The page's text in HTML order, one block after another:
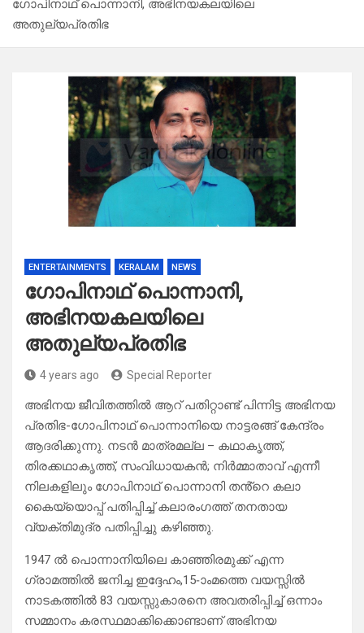
ഗോപിനാഥ് പൊന്നാനി, അഭിനയകലയിലെ
അതുല്യപ്രതിഭ
ENTERTAINMENTS KERALAM NEWS
ഗോപിനാഥ് പൊന്നാനി,
അഭിനയകലയിലെ
അതുല്യപ്രതിഭ
4 years ago Special Reporter
അഭിനയ ജീവിതത്തിൽ ആറ് പതിറ്റാണ്ട് പിന്നിട്ട അഭിനയ
പ്രതിഭ-ഗോപിനാഥ് പൊന്നാനിയെ നാട്ടരങ്ങ് കേന്ദ്രം
ആദരിക്കുന്നു. നടൻ മാത്രമല്ല – കഥാകൃത്ത്,
തിരക്കഥാകൃത്ത്, സംവിധായകൻ; നിർമ്മാതാവ് എന്നീ
നിലകളിലും ഗോപിനാഥ് പൊന്നാനി തൻ്റെ കലാ
കൈയ്യൊപ്പ് പതിപ്പിച്ച് കലാരംഗത്ത് തനതായ
വ്യക്തിമുദ്ര പതിപ്പിച്ചു കഴിഞ്ഞു.
1947 ൽ പൊന്നാനിയിലെ കാഞ്ഞിരമുക്ക് എന്ന
ഗ്രാമത്തിൽ ജനിച്ച ഇദ്ദേഹം,15-ാംമത്തെ വയസ്സിൽ
നാടകത്തിൽ 83 വയസ്സുകാരനെ അവതരിപ്പിച്ച് ഒന്നാം
സമ്മാനം കരസ്ഥമാക്കിക്കൊണ്ടാണ് അഭിനയ